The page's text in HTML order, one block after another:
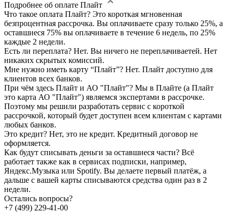
Подробнее об оплате Плайт
Что такое оплата Плайт? Это короткая мгновенная
безпроцентная рассрочка. Вы оплачиваете сразу только 25%, а
оставшиеся 75% вы оплачиваете в течение 6 недель, по 25%
каждые 2 недели.
Есть ли переплата? Нет. Вы ничего не переплачиваетей. Нет
никаких скрытых комиссий.
Мне нужно иметь карту “Плайт”? Нет. Плайт доступно для
клиентов всех банков.
При чём здесь Плайт и АО "Плайт"? Мы в Плайте (а Плайт
это карта АО "Плайт") являемся экспертами в рассрочке.
Поэтому мы решили разработать сервис с короткой
рассрочкой, который будет доступен всем клиентам с картами
любых банков.
Это кредит? Нет, это не кредит. Кредитный договор не
оформляется.
Как будут списывать деньги за оставшиеся части? Всё
работает также как в сервисах подписки, например,
Яндекс.Музыка или Spotify. Вы делаете первый платёж, а
дальше с вашей карты списываются средства один раз в 2
недели.
Остались вопросы?
+7 (499) 229-41-00